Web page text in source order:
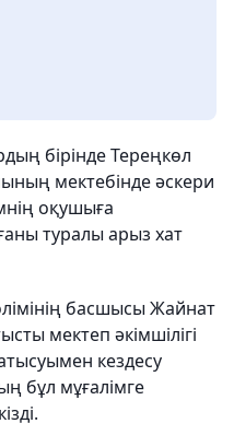
бірінде Тереңкөл
мектебінде әскери
оқушыға
туралы арыз хат
басшысы Жайнат
мектеп әкімшілігі
кездесу
бұл мұғалімге